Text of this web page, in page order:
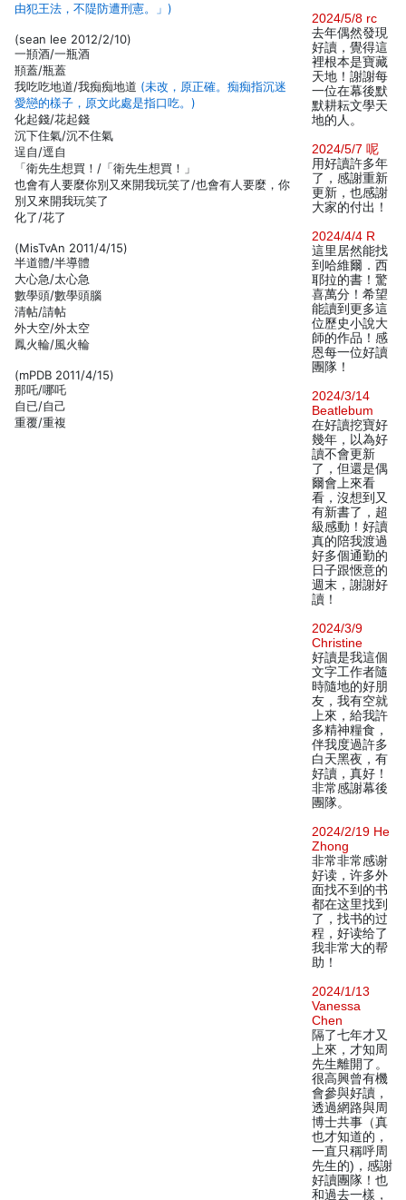
由犯王法，不隄防遭刑憲。」)
(sean lee 2012/2/10)
一頩酒/一瓶酒
頩蓋/瓶蓋
我吃吃地道/我痴痴地道 (未改，原正確。痴痴指沉迷
愛戀的樣子，原文此處是指口吃。)
化起錢/花起錢
沉下住氣/沉不住氣
逞自/逕自
「衛先生想買！/「衛先生想買！」
也會有人要麼你別又來開我玩笑了/也會有人要麼，你
別又來開我玩笑了
化了/花了
(MisTvAn 2011/4/15)
半道體/半導體
大心急/太心急
數學頭/數學頭腦
清帖/請帖
外大空/外太空
鳳火輪/風火輪
(mPDB 2011/4/15)
那吒/哪吒
自已/自己
重覆/重複
2024/5/8 rc
去年偶然發現
好讀，覺得這
裡根本是寶藏
天地！謝謝每
一位在幕後默
默耕耘文學天
地的人。
2024/5/7 呢
用好讀許多年
了，感謝重新
更新，也感謝
大家的付出！
2024/4/4 R
這里居然能找
到哈維爾．西
耶拉的書！驚
喜萬分！希望
能讀到更多這
位歷史小說大
師的作品！感
恩每一位好讀
團隊！
2024/3/14
Beatlebum
在好讀挖寶好
幾年，以為好
讀不會更新
了，但還是偶
爾會上來看
看，沒想到又
有新書了，超
級感動！好讀
真的陪我渡過
好多個通勤的
日子跟愜意的
週末，謝謝好
讀！
2024/3/9
Christine
好讀是我這個
文字工作者隨
時隨地的好朋
友，我有空就
上來，給我許
多精神糧食，
伴我度過許多
白天黑夜，有
好讀，真好！
非常感謝幕後
團隊。
2024/2/19 He
Zhong
非常非常感谢
好读，许多外
面找不到的书
都在这里找到
了，找书的过
程，好读给了
我非常大的帮
助！
2024/1/13
Vanessa
Chen
隔了七年才又
上來，才知周
先生離開了。
很高興曾有機
會參與好讀，
透過網路與周
博士共事（真
也才知道的，
一直只稱呼周
先生的)，感謝
好讀團隊！也
和過去一樣，